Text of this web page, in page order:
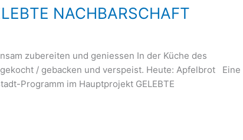
NACHBARSCHAFT
zubereiten und geniessen In der Küche des
/ gebacken und verspeist. Heute: Apfelbrot Eine
Programm im Hauptprojekt GELEBTE